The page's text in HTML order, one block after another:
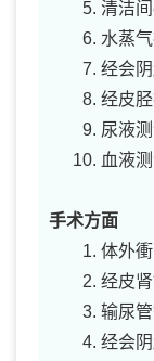
清洁
水蒸
经会
经皮
尿液
血液
手术方面
体外
经皮
输尿
经会